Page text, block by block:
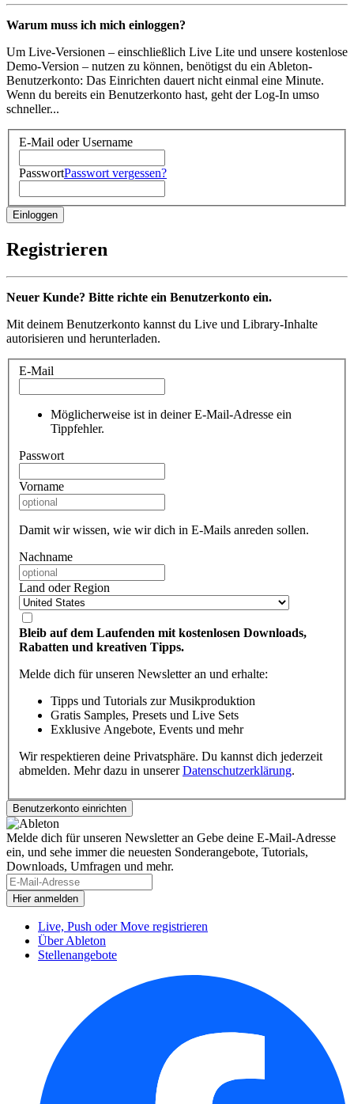
Warum muss ich mich einloggen?
Um Live-Versionen – einschließlich Live Lite und unsere kostenlose
Demo-Version – nutzen zu können, benötigst du ein Ableton-
Benutzerkonto: Das Einrichten dauert nicht einmal eine Minute.
Wenn du bereits ein Benutzerkonto hast, geht der Log-In umso
schneller...
E-Mail oder Username
PasswortPasswort vergessen?
Registrieren
Neuer Kunde? Bitte richte ein Benutzerkonto ein.
Mit deinem Benutzerkonto kannst du Live und Library-Inhalte
autorisieren und herunterladen.
E-Mail
Möglicherweise ist in deiner E-Mail-Adresse ein
Tippfehler.
Passwort
Vorname
Damit wir wissen, wie wir dich in E-Mails anreden sollen.
Nachname
Land oder Region
Bleib auf dem Laufenden mit kostenlosen Downloads,
Rabatten und kreativen Tipps.
Melde dich für unseren Newsletter an und erhalte:
Tipps und Tutorials zur Musikproduktion
Gratis Samples, Presets und Live Sets
Exklusive Angebote, Events und mehr
Wir respektieren deine Privatsphäre. Du kannst dich jederzeit
abmelden. Mehr dazu in unsererDatenschutzerklärung.
Melde dich für unseren Newsletter an Gebe deine E-Mail-Adresse
ein, und sehe immer die neuesten Sonderangebote, Tutorials,
Downloads, Umfragen und mehr.
Live, Push oder Move registrieren
Über Ableton
Stellenangebote